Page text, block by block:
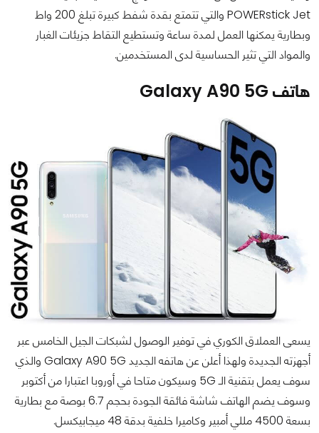
POWERstick Jet والتي تتمتع بقدة شفط كبيرة تبلغ 200 واط
وبطارية يمكنها العمل لمدة ساعة وتستطيع التقاط جزيئات الغبار
والمواد التي تثير الحساسية لدى المستخدمين.
هاتف Galaxy A90 5G
يسعى العملاق الكوري في توفير الوصول لشبكات الجيل الخامس عبر
أجهزته الجديدة ولهذا أعلن عن هاتفه الجديد Galaxy A90 5G والذي
سوف يعمل بتقنية الـ 5G وسيكون متاحا في أوروبا اعتبارا من أكتوبر
وسوف يضم الهاتف شاشة فائقة الجودة بحجم 6.7 بوصة مع بطارية
بسعة 4500 مللي أمبير وكاميرا خلفية بدقة 48 ميجابيكسل.